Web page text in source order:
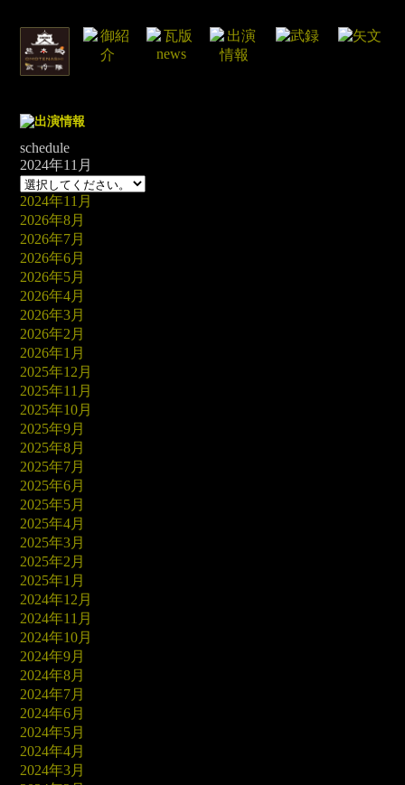
schedule
2024年11月
2024年11月
2026年8月
2026年7月
2026年6月
2026年5月
2026年4月
2026年3月
2026年2月
2026年1月
2025年12月
2025年11月
2025年10月
2025年9月
2025年8月
2025年7月
2025年6月
2025年5月
2025年4月
2025年3月
2025年2月
2025年1月
2024年12月
2024年11月
2024年10月
2024年9月
2024年8月
2024年7月
2024年6月
2024年5月
2024年4月
2024年3月